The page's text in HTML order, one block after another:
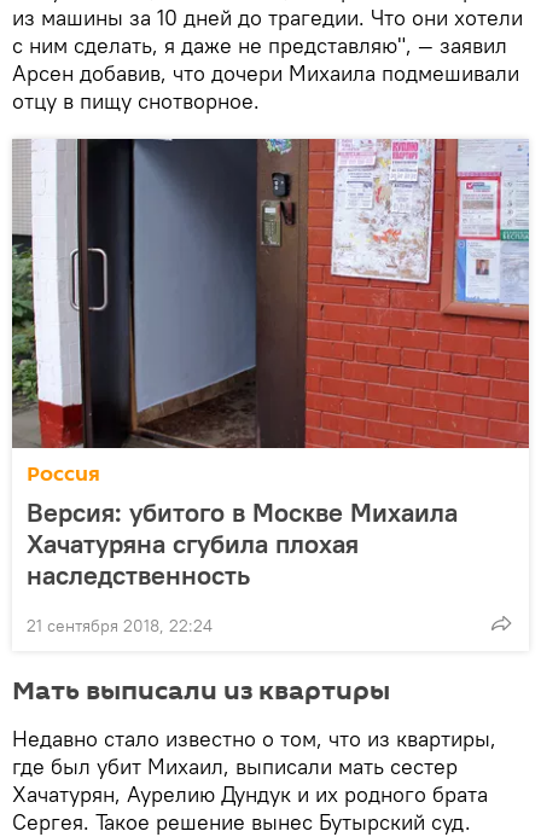
из машины за 10 дней до трагедии. Что они хотели
с ним сделать, я даже не представляю", — заявил
Арсен добавив, что дочери Михаила подмешивали
отцу в пищу снотворное.
Россия
Версия: убитого в Москве Михаила
Хачатуряна сгубила плохая
наследственность
21 сентября 2018, 22:24
Мать выписали из квартиры
Недавно стало известно о том, что из квартиры,
где был убит Михаил, выписали мать сестер
Хачатурян, Аурелию Дундук и их родного брата
Сергея. Такое решение вынес Бутырский суд.